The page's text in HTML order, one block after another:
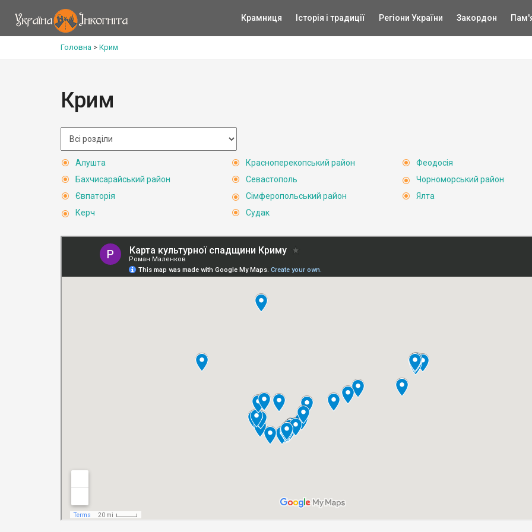
Крамниця Історія і традиції Регіони України Закордон
Головна > Крим
Крим
Алушта
Бахчисарайський район
Євпаторія
Керч
Красноперекопський район
Севастополь
Сімферопольський район
Судак
Феодосія
Чорноморський район
Ялта